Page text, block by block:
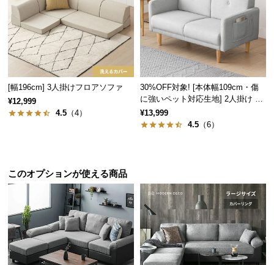
ポ
ー
ト
お
知
ブ
グ
企
[幅196cm] 3人掛けフロアソファ
¥12,999
4.5 （4）
30%OFF対象! [本体幅109cm・傷
に強いペット対応生地] 2人掛け コ
ンパクトソファ ポケット付き
¥13,999
4.5 （6）
このオプションが使える商品